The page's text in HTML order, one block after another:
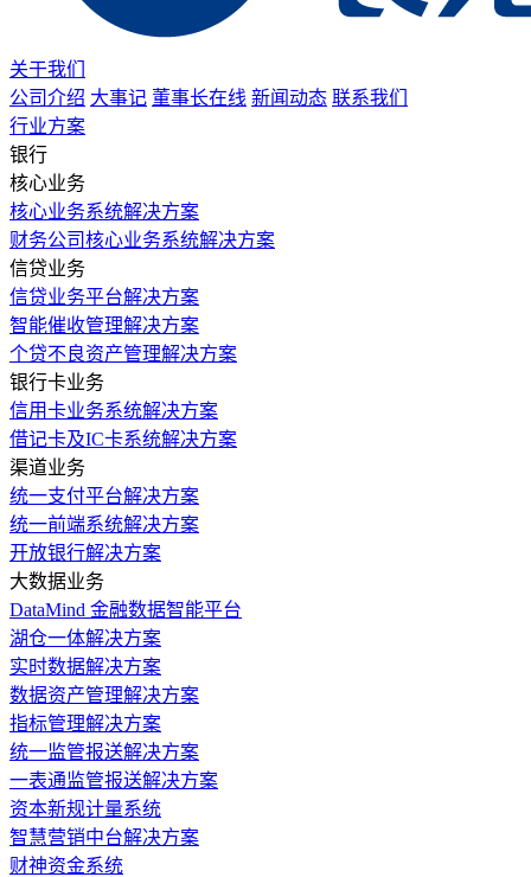
关于我们
公司介绍 大事记 董事长在线 新闻动态 联系我们
行业方案
银行
核心业务
核心业务系统解决方案
财务公司核心业务系统解决方案
信贷业务
信贷业务平台解决方案
智能催收管理解决方案
个贷不良资产管理解决方案
银行卡业务
信用卡业务系统解决方案
借记卡及IC卡系统解决方案
渠道业务
统一支付平台解决方案
统一前端系统解决方案
开放银行解决方案
大数据业务
DataMind 金融数据智能平台
湖仓一体解决方案
实时数据解决方案
数据资产管理解决方案
指标管理解决方案
统一监管报送解决方案
一表通监管报送解决方案
资本新规计量系统
智慧营销中台解决方案
财神资金系统